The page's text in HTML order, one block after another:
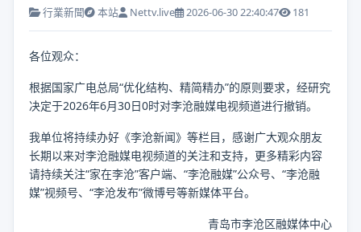
行業新聞 本站 Nettv.live 2026-06-30 22:40:47 181
各位观众：
根据国家广电总局“优化结构、精简精办”的原则要求，经研究
决定于2026年6月30日0时对李沧融媒电视频道进行撤销。
我单位将持续办好《李沧新闻》等栏目，感谢广大观众朋友
长期以来对李沧融媒电视频道的关注和支持，更多精彩内容
请持续关注“家在李沧”客户端、“李沧融媒”公众号、“李沧融
媒”视频号、“李沧发布”微博号等新媒体平台。
青岛市李沧区融媒体中心